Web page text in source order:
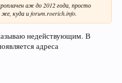
аж до 2012 года, просто
куда и forum.roerich.info.
недействующим. В
адреса